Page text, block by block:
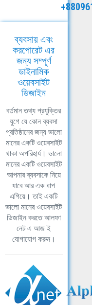
ব্যবসায় এবং
করপোরেট এর
জন্য সম্পূর্ণ
ডাইনামিক
ওয়েবসাইট
ডিজাইন
বর্তমান তথ্য প্রযুক্তির
যুগে যে কোন ব্যবসা
প্রতিষ্ঠানের জন্য ভালো
মানের একটি ওয়েবসাইট
থাকা অপরিহার্য। ভালো
মানের একটি ওয়েবসাইট
আপনার ব্যবসাকে নিয়ে
যাবে আর এক ধাপ
এগিয়ে। তাই একটি
ভালো মানের ওয়েবসাইট
ডিজাইন করতে আলফা
নেট এ আজ ই
যোগাযোগ করুন।